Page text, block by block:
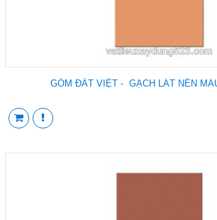
GỐM ĐẤT VIỆT - GẠCH LÁT NỀN